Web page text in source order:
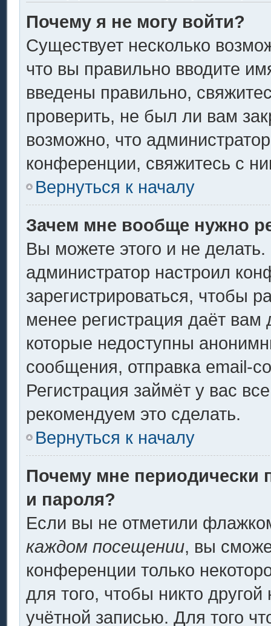
Почему я не могу войти?
Существует несколько
что вы правильно вводите
введены правильно,
проверить, не был ли вам
возможно, что
конференции, свяжитесь с
Вернуться к началу
Зачем мне вообще нужно
Вы можете этого и не делать.
администратор настроил
зарегистрироваться, чтобы
менее регистрация даёт
которые недоступны
сообщения, отправка email-
Регистрация займёт у вас
рекомендуем это сделать.
Вернуться к началу
Почему мне периодически
и пароля?
Если вы не отметили
каждом посещении, вы
конференции только
для того, чтобы никто
учётной записью. Для того